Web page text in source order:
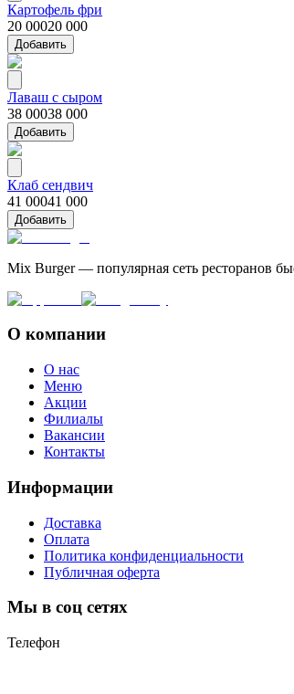
Картофель фри
20 00020 000
Добавить
Лаваш с сыром
38 00038 000
Добавить
Клаб сендвич
41 00041 000
Добавить
Mix Burger — популярная сеть ресторанов
О компании
О нас
Меню
Акции
Филиалы
Вакансии
Контакты
Информации
Доставка
Оплата
Политика конфиденциальности
Публичная оферта
Мы в соц сетях
Телефон